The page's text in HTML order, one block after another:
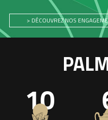
> DÉCOUVREZ NOS
10